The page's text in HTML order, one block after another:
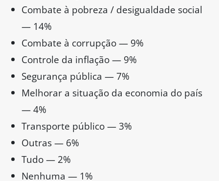
Combate à pobreza / desigualdade social
— 14%
Combate à corrupção — 9%
Controle da inflação — 9%
Segurança pública — 7%
Melhorar a situação da economia do país
— 4%
Transporte público — 3%
Outras — 6%
Tudo — 2%
Nenhuma — 1%